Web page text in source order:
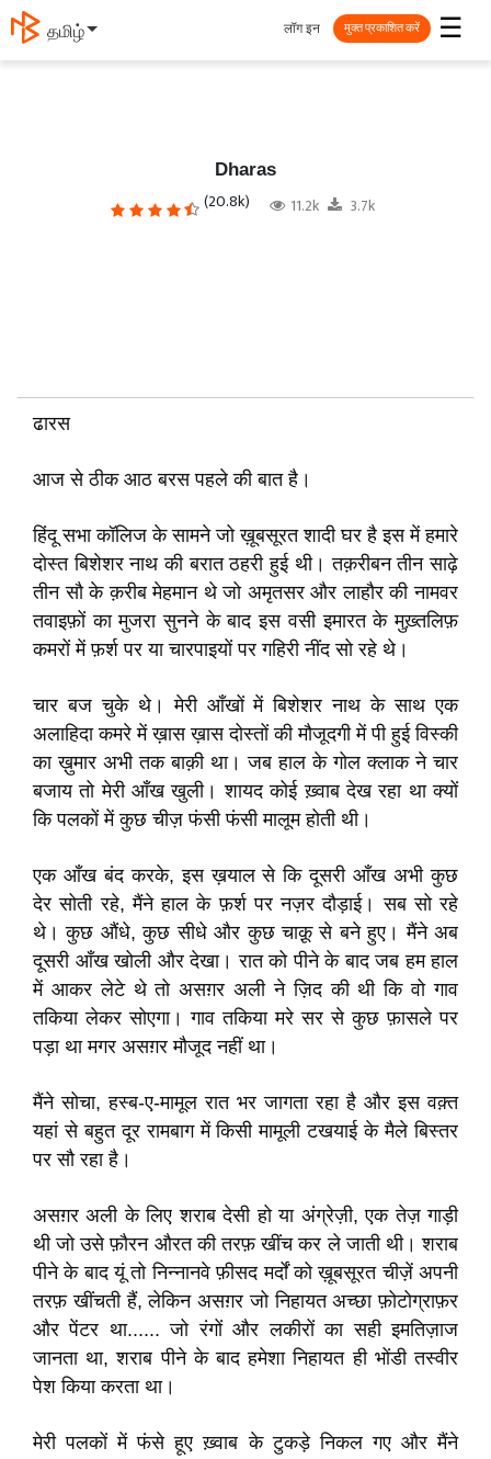
தமிழ் ☰
लॉग इन मुक्त प्रकाशित करें
Dharas
(20.8k) 11.2k 3.7k
ढारस
आज से ठीक आठ बरस पहले की बात है।
हिंदू सभा कॉलिज के सामने जो ख़ूबसूरत शादी घर है इस में हमारे
दोस्त बिशेशर नाथ की बरात ठहरी हुई थी। तक़रीबन तीन साढ़े
तीन सौ के क़रीब मेहमान थे जो अमृतसर और लाहौर की नामवर
तवाइफ़ों का मुजरा सुनने के बाद इस वसी इमारत के मुख़्तलिफ़
कमरों में फ़र्श पर या चारपाइयों पर गहिरी नींद सो रहे थे।
चार बज चुके थे। मेरी आँखों में बिशेशर नाथ के साथ एक
अलाहिदा कमरे में ख़ास ख़ास दोस्तों की मौजूदगी में पी हुई विस्की
का ख़ुमार अभी तक बाक़ी था। जब हाल के गोल क्लाक ने चार
बजाय तो मेरी आँख खुली। शायद कोई ख़्वाब देख रहा था क्यों
कि पलकों में कुछ चीज़ फंसी फंसी मालूम होती थी।
एक आँख बंद करके, इस ख़याल से कि दूसरी आँख अभी कुछ
देर सोती रहे, मैंने हाल के फ़र्श पर नज़र दौड़ाई। सब सो रहे
थे। कुछ औंधे, कुछ सीधे और कुछ चाक़ू से बने हुए। मैंने अब
दूसरी आँख खोली और देखा। रात को पीने के बाद जब हम हाल
में आकर लेटे थे तो असग़र अली ने ज़िद की थी कि वो गाव
तकिया लेकर सोएगा। गाव तकिया मरे सर से कुछ फ़ासले पर
पड़ा था मगर असग़र मौजूद नहीं था।
मैंने सोचा, हस्ब-ए-मामूल रात भर जागता रहा है और इस वक़्त
यहां से बहुत दूर रामबाग में किसी मामूली टखयाई के मैले बिस्तर
पर सौ रहा है।
असग़र अली के लिए शराब देसी हो या अंग्रेज़ी, एक तेज़ गाड़ी
थी जो उसे फ़ौरन औरत की तरफ़ खींच कर ले जाती थी। शराब
पीने के बाद यूं तो निन्नानवे फ़ीसद मर्दों को ख़ूबसूरत चीज़ें अपनी
तरफ़ खींचती हैं, लेकिन असग़र जो निहायत अच्छा फ़ोटोग्राफ़र
और पेंटर था...... जो रंगों और लकीरों का सही इमतिज़ाज
जानता था, शराब पीने के बाद हमेशा निहायत ही भोंडी तस्वीर
पेश किया करता था।
मेरी पलकों में फंसे हूए ख़्वाब के टुकड़े निकल गए और मैंने